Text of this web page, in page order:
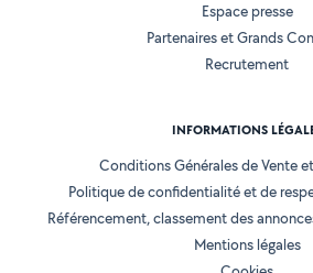
Espace presse
Partenaires et Grands
Recrutement
INFORMATIONS
Conditions Générales de Vente
Politique de confidentialité et de
Référencement, classement des
Mentions légales